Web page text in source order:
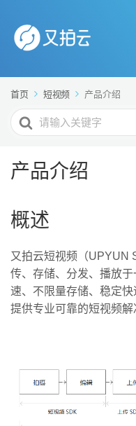
首页 短视频 产品介绍
搜
索
产品介绍
概述
又拍云短视频（UPYUN
传、存储、分发、播放
速、不限量存储、稳定
提供专业可靠的短视频解